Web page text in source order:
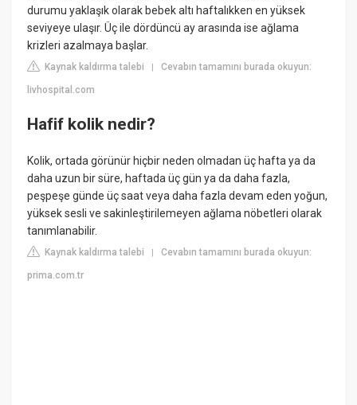
durumu yaklaşık olarak bebek altı haftalıkken en yüksek
seviyeye ulaşır. Üç ile dördüncü ay arasında ise ağlama
krizleri azalmaya başlar.
Kaynak kaldırma talebi |Cevabın tamamını burada okuyun:
livhospital.com
Hafif kolik nedir?
Kolik, ortada görünür hiçbir neden olmadan üç hafta ya da
daha uzun bir süre, haftada üç gün ya da daha fazla,
peşpeşe günde üç saat veya daha fazla devam eden yoğun,
yüksek sesli ve sakinleştirilemeyen ağlama nöbetleri olarak
tanımlanabilir.
Kaynak kaldırma talebi |Cevabın tamamını burada okuyun:
prima.com.tr